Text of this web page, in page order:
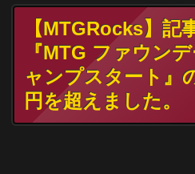
【MTGRocks】記
『MTG ファウン
ャンプスタート』
円を超えました。